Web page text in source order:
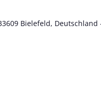
Bielefeld,